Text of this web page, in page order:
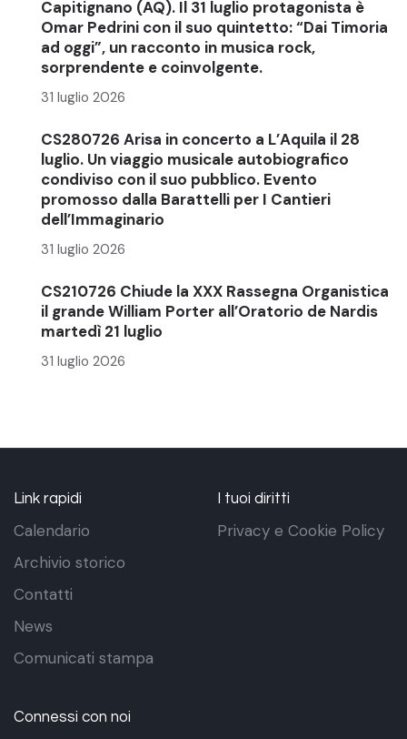
Capitignano (AQ). Il 31 luglio protagonista è
Omar Pedrini con il suo quintetto: “Dai Timoria
ad oggi”, un racconto in musica rock,
sorprendente e coinvolgente.
31 luglio 2026
CS280726 Arisa in concerto a L’Aquila il 28
luglio. Un viaggio musicale autobiografico
condiviso con il suo pubblico. Evento
promosso dalla Barattelli per I Cantieri
dell’Immaginario
31 luglio 2026
CS210726 Chiude la XXX Rassegna Organistica
il grande William Porter all’Oratorio de Nardis
martedì 21 luglio
31 luglio 2026
Link rapidi
Calendario
Archivio storico
Contatti
News
Comunicati stampa
I tuoi diritti
Privacy e Cookie Policy
Connessi con noi